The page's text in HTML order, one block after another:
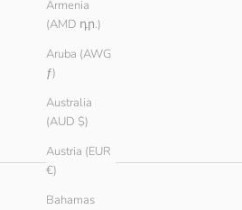
Armenia
(AMD դր.)
Aruba (AWG
ƒ)
Australia
(AUD $)
Austria (EUR
€)
Bahamas